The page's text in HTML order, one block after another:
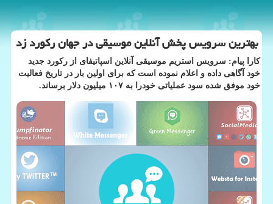
بهترین سرویس پخش آنلاین موسیقی در جهان ركورد زد
كارا پیام: سرویس استریم موسیقی آنلاین اسپاتیفای از ركورد جدید
خود آگاهی داده و اعلام نموده است كه برای اولین بار در تاریخ فعالیت
خود موفق شده سود عملیاتی خودرا به ۱۰۷ میلیون دلار برساند.